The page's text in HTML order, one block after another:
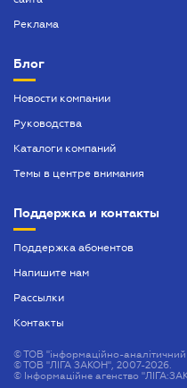
Реклама
Блог
Новости компании
Руководства
Каталоги компаний
Темы в центре внимания
Поддержка и контакты
Поддержка абонентов
Напишите нам
Рассылки
Контакты
©ТОВ "інформаційно-аналітичний
©ТОВ "ЛІГА ЗАКОН", 2007-2026.
© Інформаційне агенство